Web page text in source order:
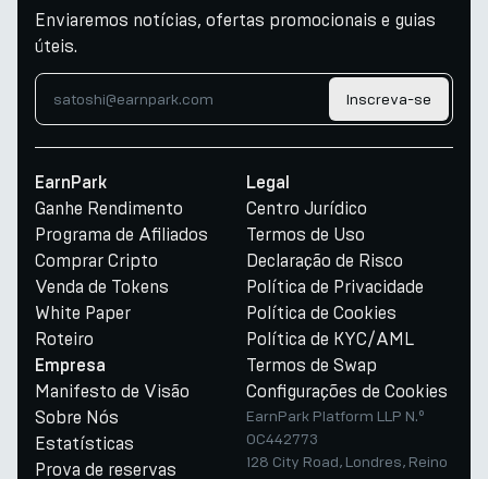
Enviaremos notícias, ofertas promocionais e guias
úteis.
Inscreva-se
EarnPark
Ganhe Rendimento
Programa de Afiliados
Comprar Cripto
Venda de Tokens
White Paper
Roteiro
Empresa
Manifesto de Visão
Sobre Nós
Estatísticas
Prova de reservas
Legal
Centro Jurídico
Termos de Uso
Declaração de Risco
Política de Privacidade
Política de Cookies
Política de KYC/AML
Termos de Swap
Configurações de Cookies
EarnPark Platform LLP N.º
OC442773
128 City Road, Londres, Reino